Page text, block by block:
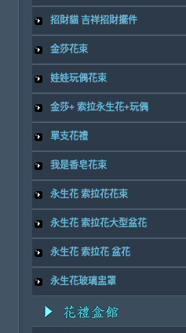
招財貓 吉祥招財擺件
金莎花束
娃娃玩偶花束
金莎+ 索拉永生花+玩偶
單支花禮
我是香皂花束
永生花 索拉花花束
永生花 索拉花大型盆花
永生花 索拉花 盆花
永生花玻璃盅罩